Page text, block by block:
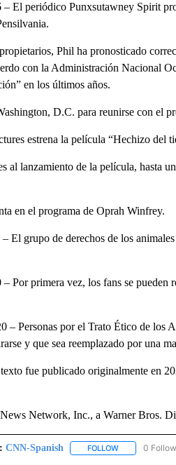
– El periódico Punxsutawney Spirit
Phil ha pronosticado
con la Administración Nacional
en los últimos años.
D.C. para reunirse con el
estrena la película “Hechizo del
al lanzamiento de la película, hasta
en el programa de Oprah Winfrey.
El grupo de derechos de los
Por primera vez, los fans se pueden
– Personas por el Trato Ético de los
y que sea reemplazado por una
fue publicado originalmente en
Network, Inc., a Warner Bros.
CNN-Spanish FOLLOWFOLLOW
0